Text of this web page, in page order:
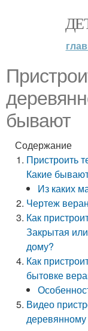
бывают
Содержание
Пристроить
Какие
Из каких
Чертеж
Как
Закрытая
дому?
Как
бытовке
Видео